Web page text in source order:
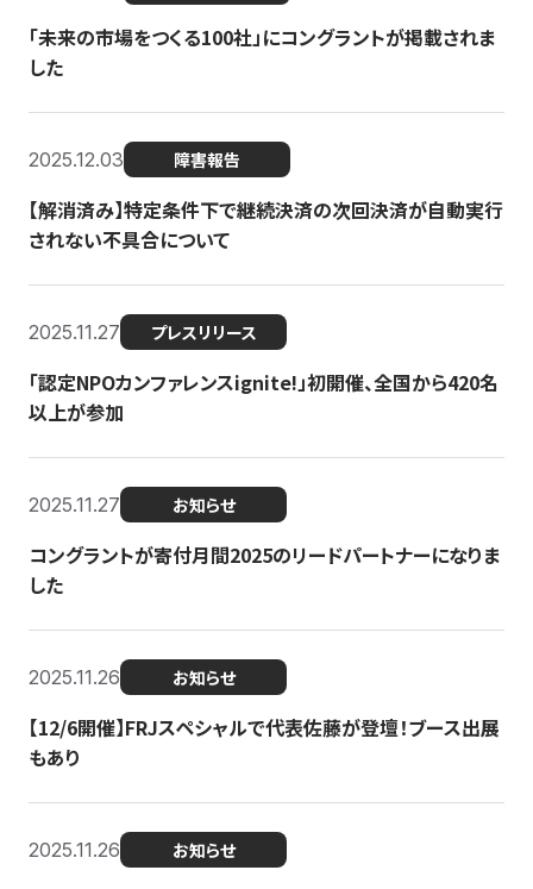
「未来の市場をつくる100社」にコングラントが掲載されま
した
2025.12.03 障害報告
【解消済み】特定条件下で継続決済の次回決済が自動実行
されない不具合について
2025.11.27 プレスリリース
「認定NPOカンファレンスignite!」初開催、全国から420名
以上が参加
2025.11.27 お知らせ
コングラントが寄付月間2025のリードパートナーになりま
した
2025.11.26 お知らせ
【12/6開催】FRJスペシャルで代表佐藤が登壇！ブース出展
もあり
2025.11.26 お知らせ